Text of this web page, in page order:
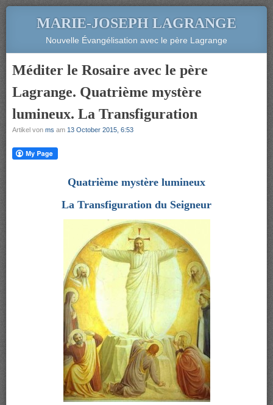
MARIE-JOSEPH LAGRANGE
Nouvelle Évangélisation avec le père Lagrange
Méditer le Rosaire avec le père
Lagrange. Quatrième mystère
lumineux. La Transfiguration
Artikel von ms am 13 October 2015, 6:53
Quatrième mystère lumineux
La Transfiguration du Seigneur